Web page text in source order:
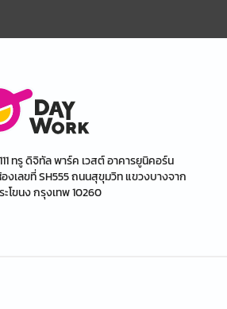
ทรู ดิจิทัล พาร์ค เวสต์ อาคารยูนิคอร์น
งเลขที่ SH555 ถนนสุขุมวิท แขวงบางจาก
ะโขนง กรุงเทพ 10260